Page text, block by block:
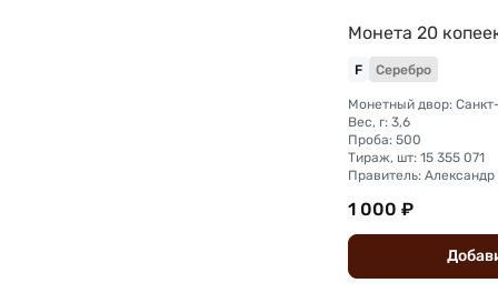
Монета 20
F Серебро
Вес, г: 3,6
Проба: 500
Тираж, шт: 15 355 071
Правитель: Александр
1 000 ₽